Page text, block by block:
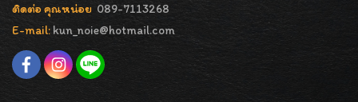
ติดต่อ คุณหน่อย 089-7113268
E-mail: kun_noie@hotmail.com